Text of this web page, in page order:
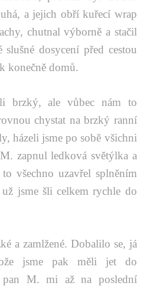
a jejich obří kuřecí wrap
chutnal výborně a stačil
dosycení před cestou
konečně domů.
brzký, ale vůbec nám to
chystat na brzký ranní
házeli jsme po sobě všichni
zapnul ledková světýlka a
všechno uzavřel splněním
jsme šli celkem rychle do
a zamlžené. Dobalilo se, já
jsme pak měli jet do
pan M. mi až na poslední